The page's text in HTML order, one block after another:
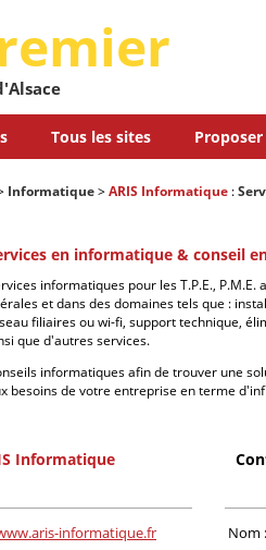
Tous les sites
Informatique>ARIS Informatique :
en informatique & conseil
informatiques pour les T.P.E.,
et dans des domaines tels que :
filiaires ou wi-fi, support technique,
que d'autres services.
informatiques afin de trouver une
besoins de votre entreprise en terme
Informatique
informatique.fr
Nom :